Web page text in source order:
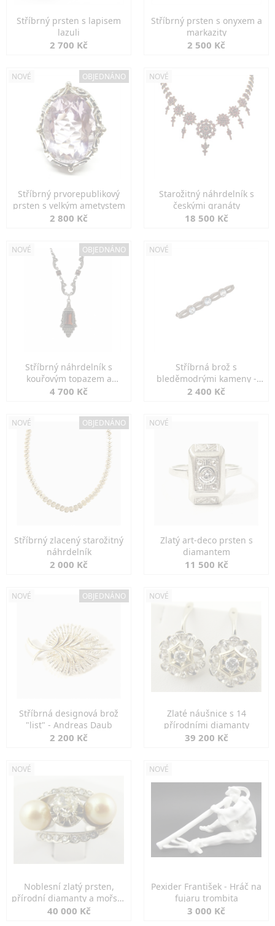
Stříbrný prsten s lapisem
lazuli
2 700 Kč
Stříbrný prsten s onyxem a
markazity
2 500 Kč
NOVÉ OBJEDNÁNO
Stříbrný prvorepublikový
prsten s velkým ametystem
2 800 Kč
NOVÉ
Starožitný náhrdelník s
českými granáty
18 500 Kč
NOVÉ OBJEDNÁNO
Stříbrný náhrdelník s
kouřovým topazem a
markazity
4 700 Kč
NOVÉ
Stříbrná brož s
bleděmodrými kameny -
jemná elegance
2 400 Kč
NOVÉ OBJEDNÁNO
Stříbrný zlacený starožitný
náhrdelník
2 000 Kč
NOVÉ
Zlatý art-deco prsten s
diamantem
11 500 Kč
NOVÉ OBJEDNÁNO
Stříbrná designová brož
"list" - Andreas Daub
2 200 Kč
NOVÉ
Zlaté náušnice s 14
přírodními diamanty
39 200 Kč
NOVÉ
Noblesní zlatý prsten,
přírodní diamanty a mořské
perly
40 000 Kč
NOVÉ
Pexider František - Hráč na
fujaru trombita
3 000 Kč